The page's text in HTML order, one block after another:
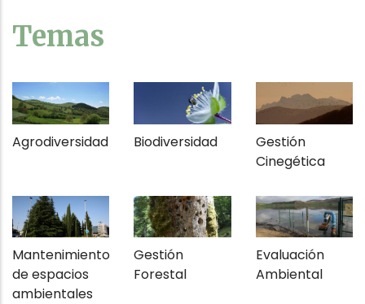
Temas
Agrodiversidad Biodiversidad
Gestión
Cinegética
Mantenimiento
de espacios
ambientales
Gestión
Forestal
Evaluación
Ambiental